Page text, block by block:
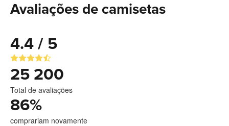
Avaliações de camisetas
4.4 / 5
25 200
Total de avaliações
86%
comprariam novamente